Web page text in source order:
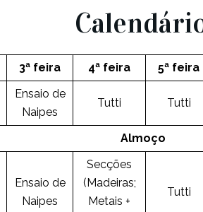
3ª feira 4ª feira 5ª feira
Ensaio de
Naipes
Tutti Tutti
Almoço
Ensaio de
Naipes
Secções
(Madeiras;
Metais +
Tutti